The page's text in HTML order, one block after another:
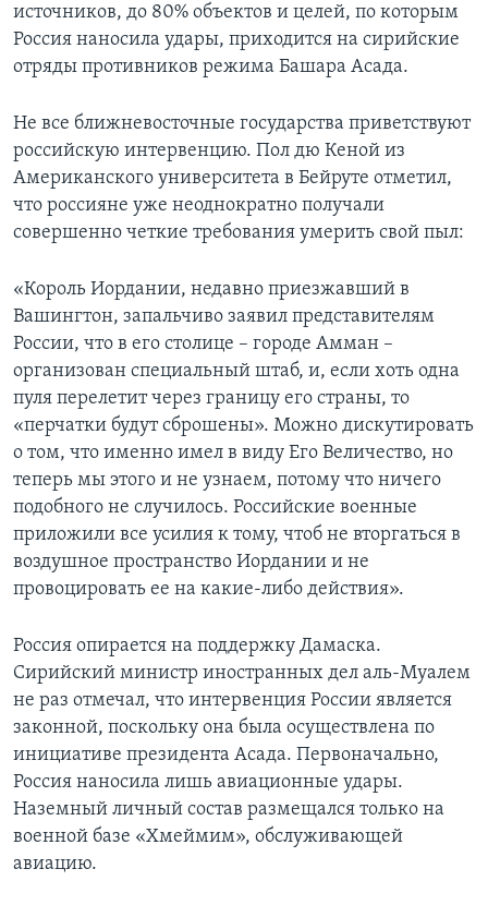
источников, до 80% объектов и целей, по которым
Россия наносила удары, приходится на сирийские
отряды противников режима Башара Асада.
Не все ближневосточные государства приветствуют
российскую интервенцию. Пол дю Кеной из
Американского университета в Бейруте отметил,
что россияне уже неоднократно получали
совершенно четкие требования умерить свой пыл:
«Король Иордании, недавно приезжавший в
Вашингтон, запальчиво заявил представителям
России, что в его столице – городе Амман –
организован специальный штаб, и, если хоть одна
пуля перелетит через границу его страны, то
«перчатки будут сброшены». Можно дискутировать
о том, что именно имел в виду Его Величество, но
теперь мы этого и не узнаем, потому что ничего
подобного не случилось. Российские военные
приложили все усилия к тому, чтоб не вторгаться в
воздушное пространство Иордании и не
провоцировать ее на какие-либо действия».
Россия опирается на поддержку Дамаска.
Сирийский министр иностранных дел аль-Муалем
не раз отмечал, что интервенция России является
законной, поскольку она была осуществлена по
инициативе президента Асада. Первоначально,
Россия наносила лишь авиационные удары.
Наземный личный состав размещался только на
военной базе «Хмеймим», обслуживающей
авиацию.